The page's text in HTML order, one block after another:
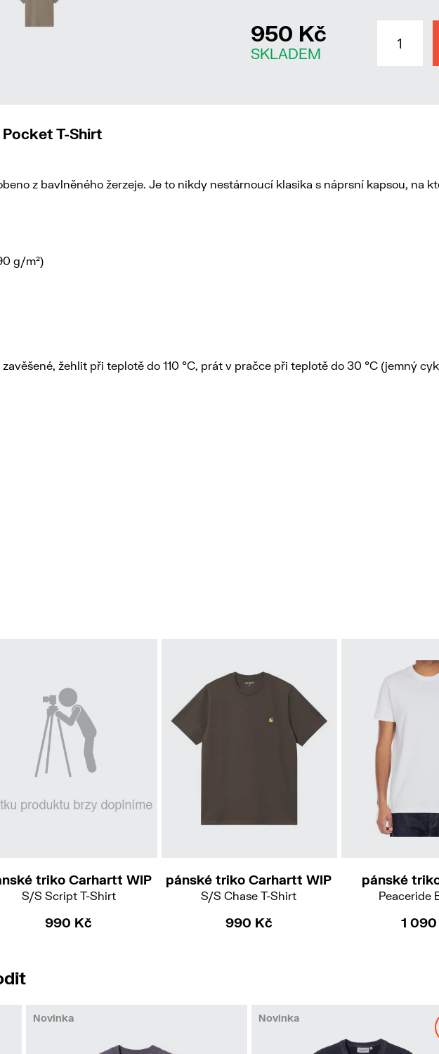
950 Kč
SKLADEM
T-Shirt
z bavlněného žerzeje. Je to nikdy nestárnoucí klasika s náprsní kapsou, na
g/m²)
žehlit při teplotě do 110 °C, prát v pračce při teplotě do 30 °C (jemný
triko Carhartt WIP
S/S Script T-Shirt
990 Kč
pánské triko Carhartt WIP
S/S Chase T-Shirt
990 Kč
pánské
Peaceride
1
Novinka Novinka